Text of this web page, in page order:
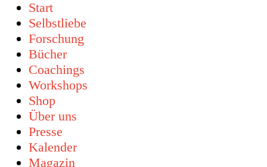
Start
Selbstliebe
Forschung
Bücher
Coachings
Workshops
Shop
Über uns
Presse
Kalender
Magazin